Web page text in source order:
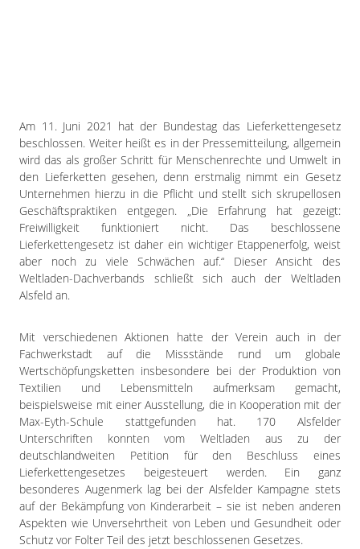
Schwalmtal
Ulrichstein
Wartenberg
Schwalm
Fulda
Gießen
Impressum
Datenschutzerklärung
Am 11. Juni 2021 hat der Bundestag das Lieferkettengesetz
beschlossen. Weiter heißt es in der Pressemitteilung, allgemein
wird das als großer Schritt für Menschenrechte und Umwelt in
den Lieferketten gesehen, denn erstmalig nimmt ein Gesetz
Unternehmen hierzu in die Pflicht und stellt sich skrupellosen
Geschäftspraktiken entgegen. „Die Erfahrung hat gezeigt:
Freiwilligkeit funktioniert nicht. Das beschlossene
Lieferkettengesetz ist daher ein wichtiger Etappenerfolg, weist
aber noch zu viele Schwächen auf.“ Dieser Ansicht des
Weltladen-Dachverbands schließt sich auch der Weltladen
Alsfeld an.
Mit verschiedenen Aktionen hatte der Verein auch in der
Fachwerkstadt auf die Missstände rund um globale
Wertschöpfungsketten insbesondere bei der Produktion von
Textilien und Lebensmitteln aufmerksam gemacht,
beispielsweise mit einer Ausstellung, die in Kooperation mit der
Max-Eyth-Schule stattgefunden hat. 170 Alsfelder
Unterschriften konnten vom Weltladen aus zu der
deutschlandweiten Petition für den Beschluss eines
Lieferkettengesetzes beigesteuert werden. Ein ganz
besonderes Augenmerk lag bei der Alsfelder Kampagne stets
auf der Bekämpfung von Kinderarbeit – sie ist neben anderen
Aspekten wie Unversehrtheit von Leben und Gesundheit oder
Schutz vor Folter Teil des jetzt beschlossenen Gesetzes.